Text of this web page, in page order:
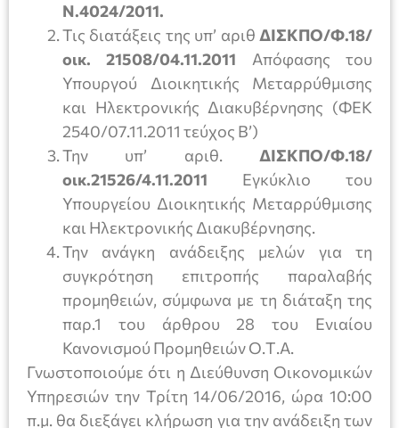
Ν.4024/2011.
Τις διατάξεις της υπ’ αριθ ΔΙΣΚΠΟ/Φ.18/
οικ. 21508/04.11.2011 Απόφασης του
Υπουργού Διοικητικής Μεταρρύθμισης
και Ηλεκτρονικής Διακυβέρνησης (ΦΕΚ
2540/07.11.2011 τεύχος Β’)
Την υπ’ αριθ. ΔΙΣΚΠΟ/Φ.18/
οικ.21526/4.11.2011 Εγκύκλιο του
Υπουργείου Διοικητικής Μεταρρύθμισης
και Ηλεκτρονικής Διακυβέρνησης.
Την ανάγκη ανάδειξης μελών για τη
συγκρότηση επιτροπής παραλαβής
προμηθειών, σύμφωνα με τη διάταξη της
παρ.1 του άρθρου 28 του Ενιαίου
Κανονισμού Προμηθειών Ο.Τ.Α.
Γνωστοποιούμε ότι η Διεύθυνση Οικονομικών
Υπηρεσιών την Τρίτη 14/06/2016, ώρα 10:00
π.μ. θα διεξάγει κλήρωση για την ανάδειξη των